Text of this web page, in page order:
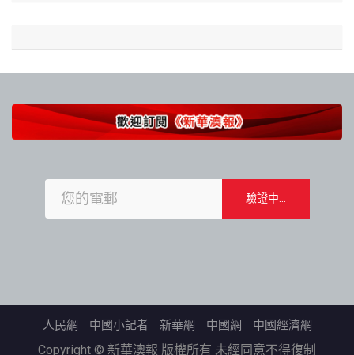
人民網 中國小記者 新華網 中國網 中國經濟網
Copyright © 新華澳報 版權所有 未經同意不得復制